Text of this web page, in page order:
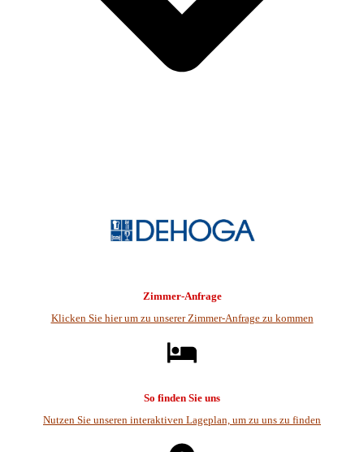
Zimmer-Anfrage
Klicken Sie hier um zu unserer Zimmer-Anfrage zu kommen
So finden Sie uns
Nutzen Sie unseren interaktiven La­ge­plan, um zu uns zu finden